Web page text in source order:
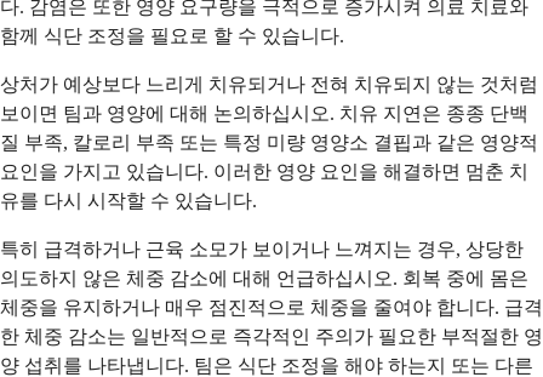
다. 감염은 또한 영양 요구량을 극적으로 증가시켜 의료 치료와
함께 식단 조정을 필요로 할 수 있습니다.
상처가 예상보다 느리게 치유되거나 전혀 치유되지 않는 것처럼
보이면 팀과 영양에 대해 논의하십시오. 치유 지연은 종종 단백
질 부족, 칼로리 부족 또는 특정 미량 영양소 결핍과 같은 영양적
요인을 가지고 있습니다. 이러한 영양 요인을 해결하면 멈춘 치
유를 다시 시작할 수 있습니다.
특히 급격하거나 근육 소모가 보이거나 느껴지는 경우, 상당한
의도하지 않은 체중 감소에 대해 언급하십시오. 회복 중에 몸은
체중을 유지하거나 매우 점진적으로 체중을 줄여야 합니다. 급격
한 체중 감소는 일반적으로 즉각적인 주의가 필요한 부적절한 영
양 섭취를 나타냅니다. 팀은 식단 조정을 해야 하는지 또는 다른